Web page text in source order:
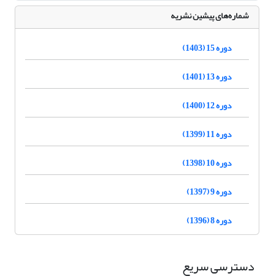
شماره‌های پیشین نشریه
دوره 15 (1403)
دوره 13 (1401)
دوره 12 (1400)
دوره 11 (1399)
دوره 10 (1398)
دوره 9 (1397)
دوره 8 (1396)
دسترسی سریع